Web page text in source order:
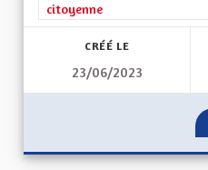
citoyenne
CRÉÉ LE
23/06/2023